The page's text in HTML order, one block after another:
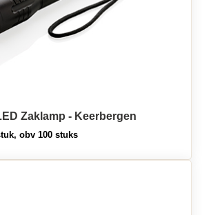
Zaklamp - Keerbergen
obv 100 stuks